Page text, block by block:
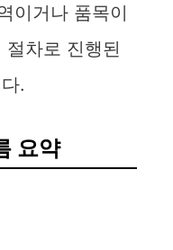
이거나 품목이
차로 진행된
.
요약